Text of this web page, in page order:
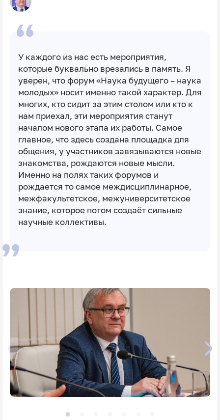
У каждого из нас есть мероприятия,
которые буквально врезались в память. Я
уверен, что форум «Наука будущего – наука
молодых» носит именно такой характер. Для
многих, кто сидит за этим столом или кто к
нам приехал, эти мероприятия станут
началом нового этапа их работы. Самое
главное, что здесь создана площадка для
общения, у участников завязываются новые
знакомства, рождаются новые мысли.
Именно на полях таких форумов и
рождается то самое междисциплинарное,
межфакультетское, межуниверситетское
знание, которое потом создаёт сильные
научные коллективы.